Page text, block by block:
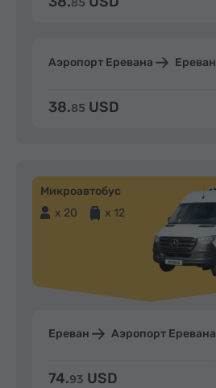
Аэропорт Еревана Ереван
38.85 USD
Микроавтобус
x 20
x 12
Ереван Аэропорт Еревана
74.93 USD